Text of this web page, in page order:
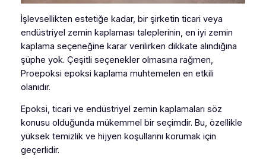
İşlevsellikten estetiğe kadar, bir şirketin ticari veya
endüstriyel zemin kaplaması taleplerinin, en iyi zemin
kaplama seçeneğine karar verilirken dikkate alındığına
şüphe yok. Çeşitli seçenekler olmasına rağmen,
Proepoksi epoksi kaplama muhtemelen en etkili
olanıdır.
Epoksi, ticari ve endüstriyel zemin kaplamaları söz
konusu olduğunda mükemmel bir seçimdir. Bu, özellikle
yüksek temizlik ve hijyen koşullarını korumak için
geçerlidir.